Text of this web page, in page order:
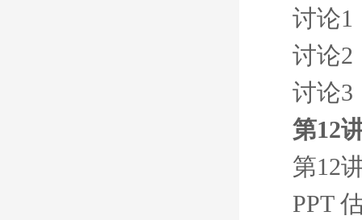
讨论1
讨论2
讨论3
第12
第12
PPT